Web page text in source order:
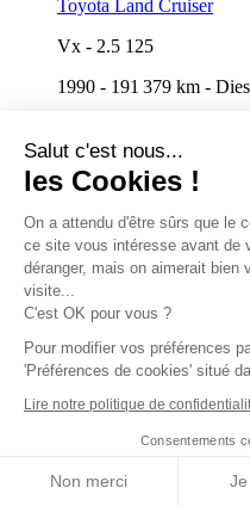
Salut c'est nous...
les Cookies !
On a attendu d'être sûrs que le
ce site vous intéresse avant de
déranger, mais on aimerait bien
visite...
C'est OK pour vous ?
Pour modifier vos préférences
'Préférences de cookies' situé
Lire notre politique de
Consentements
Non merci
Toyota Land Cruiser
Vx - 2.5 125
1990 - 191 379 km -
Jusqu'à demain à 16:30
Renault Clio
Expression
1.2 i 16V